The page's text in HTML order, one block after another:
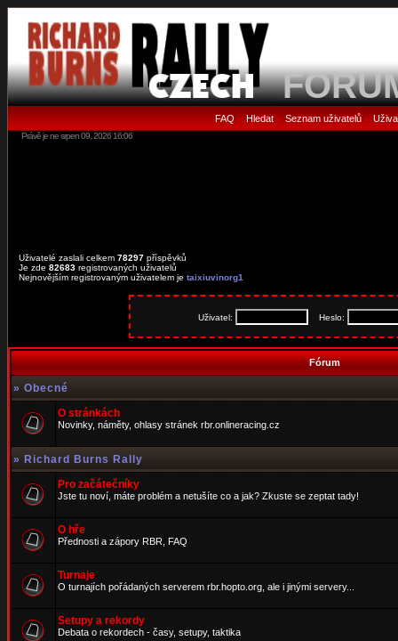
FAQ • Hledat• Seznam uživatelů•
Právě je ne srpen 09, 2026 16:06
Uživatelé zaslali celkem 78297 příspěvků
Je zde 82683 registrovaných uživatelů
Nejnovějším registrovaným uživatelem je taixiuvinorg1
Uživatel: Heslo:
Fórum
» Obecné
O stránkách
Novinky, náměty, ohlasy stránek rbr.onlineracing.cz
» Richard Burns Rally
Pro začátečníky
Jste tu noví, máte problém a netušíte co a jak? Zkuste se zeptat tady!
O hře
Přednosti a zápory RBR, FAQ
Turnaje
O turnajích pořádaných serverem rbr.hopto.org, ale i jinými servery...
Setupy a rekordy
Debata o rekordech - časy, setupy, taktika